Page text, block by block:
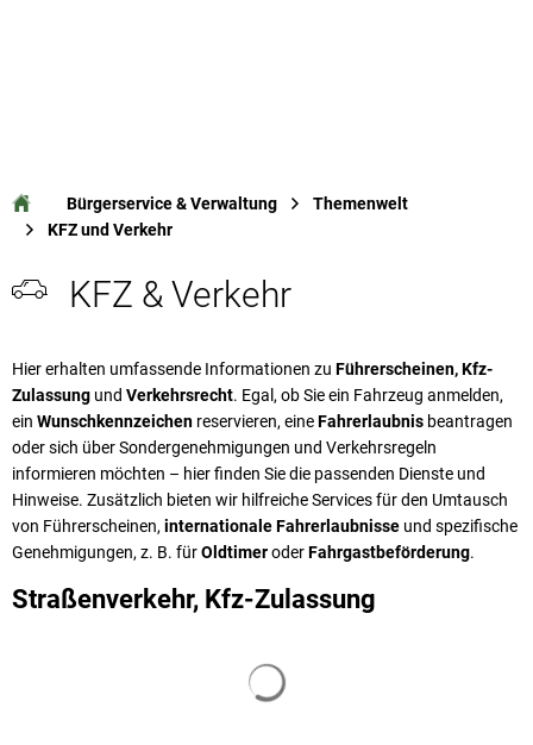
Bürgerservice & Verwaltung
Themenwelt
KFZ und Verkehr
KFZ
Verkehr
KFZ & Verkehr
Hier erhalten umfassende Informationen zu Führerscheinen, Kfz-
Zulassung und Verkehrsrecht. Egal, ob Sie ein Fahrzeug anmelden,
ein Wunschkennzeichen reservieren, eineFahrerlaubnis beantragen
oder sich über Sondergenehmigungen und Verkehrsregeln
informieren möchten – hier finden Sie die passenden Dienste und
Hinweise. Zusätzlich bieten wir hilfreiche Services für den Umtausch
von Führerscheinen, internationale Fahrerlaubnisse und spezifische
Genehmigungen, z. B. fürOldtimeroderFahrgastbeförderung.
Straßenverkehr, Kfz-Zulassung